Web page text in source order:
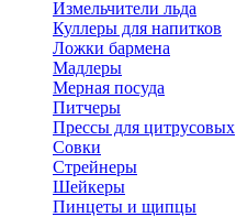
Измельчители льда
Куллеры для напитков
Ложки бармена
Мадлеры
Мерная посуда
Питчеры
Прессы для цитрусовых
Совки
Стрейнеры
Шейкеры
Пинцеты и щипцы